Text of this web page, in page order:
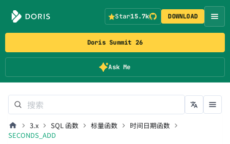
Doris Summit 26
Ask Me
Star15.7k DOWNLOAD
3.x SQL 函数 标量函数
时间日期函数
SECONDS_ADD